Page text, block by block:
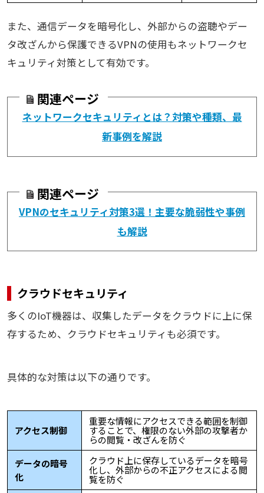
また、通信データを暗号化し、外部からの盗聴やデー
タ改ざんから保護できるVPNの使用もネットワークセ
キュリティ対策として有効です。
関連ページ
ネットワークセキュリティとは？対策や種類、最
新事例を解説
関連ページ
VPNのセキュリティ対策3選！主要な脆弱性や事例
も解説
クラウドセキュリティ
多くのIoT機器は、収集したデータをクラウドに上に保
存するため、クラウドセキュリティも必須です。
具体的な対策は以下の通りです。
アクセス制御
重要な情報にアクセスできる範囲を制御
することで、権限のない外部の攻撃者か
らの閲覧・改ざんを防ぐ
データの暗号
化
クラウド上に保存しているデータを暗号
化し、外部からの不正アクセスによる閲
覧を防ぐ